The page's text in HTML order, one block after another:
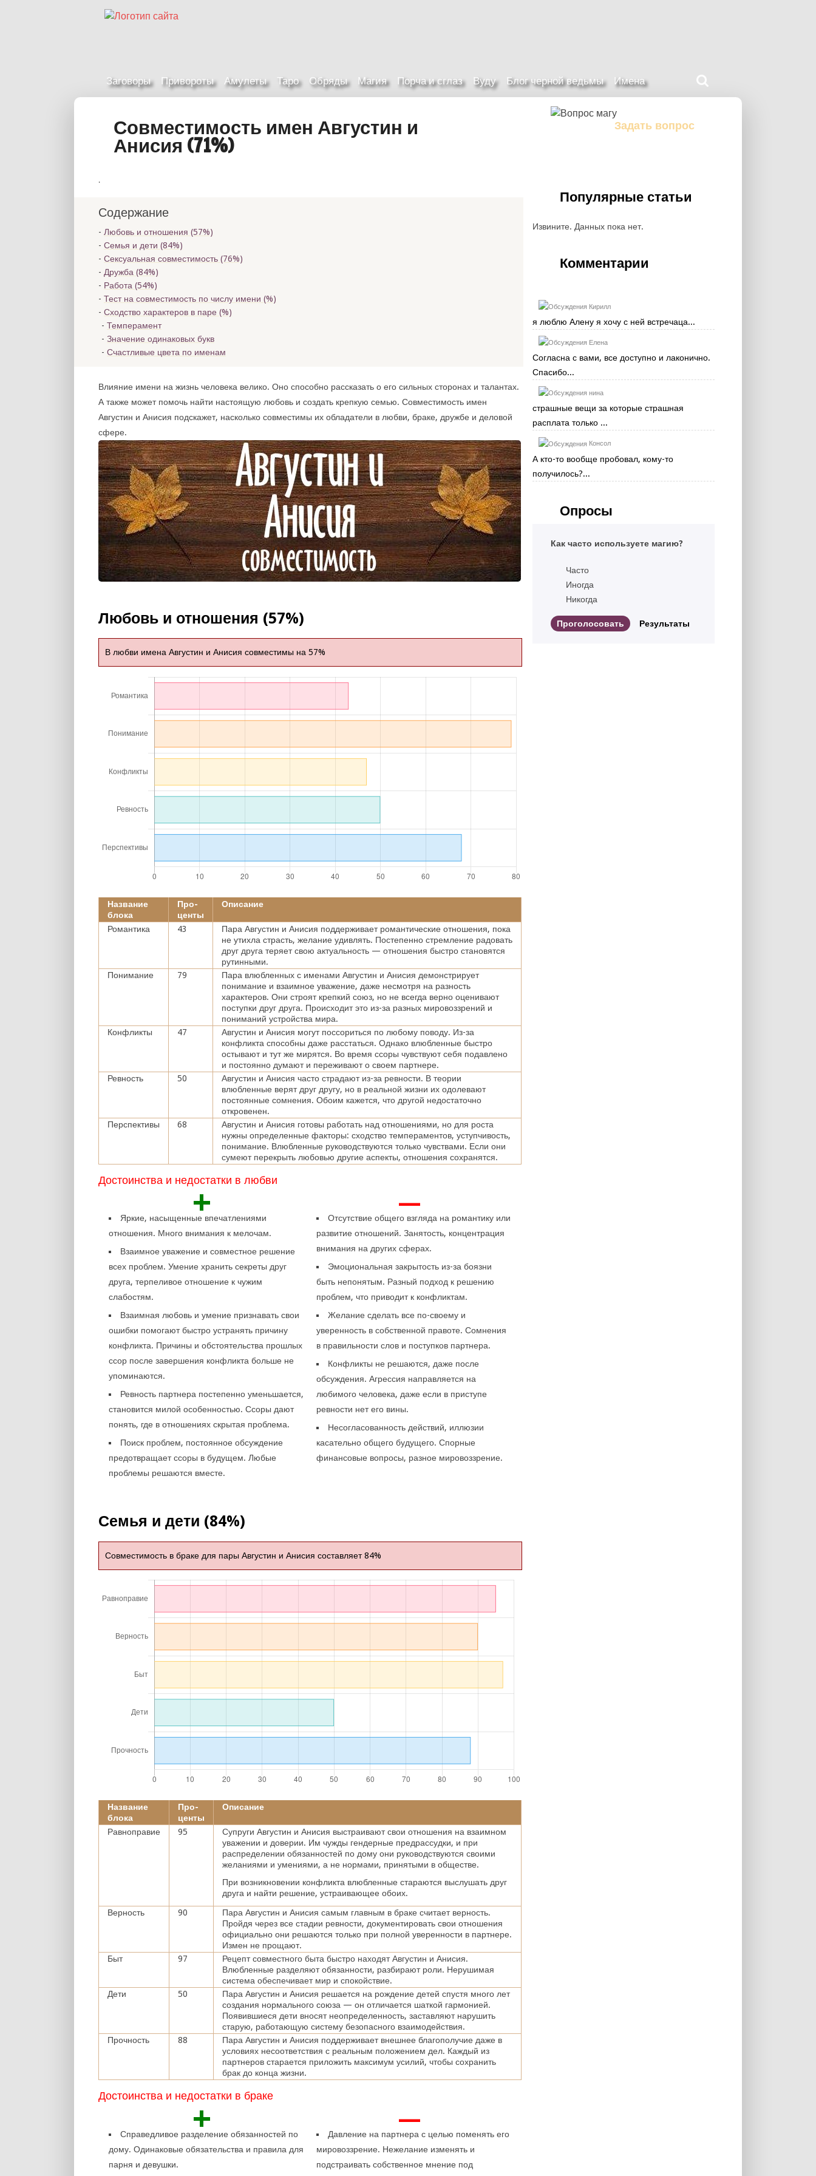
Заговоры Привороты Амулеты Таро Обряды Магия Порча и сглаз Вуду Блог черной ведьмы Имена
сайте
Совместимость имен Августин и
Анисия (71%)
.
Содержание
Любовь и отношения (57%)
Семья и дети (84%)
Сексуальная совместимость (76%)
Дружба (84%)
Работа (54%)
Тест на совместимость по числу имени (%)
Сходство характеров в паре (%)
Темперамент
Значение одинаковых букв
Счастливые цвета по именам
Влияние имени на жизнь человека велико. Оно способно рассказать о его сильных сторонах и талантах.
А также может помочь найти настоящую любовь и создать крепкую семью. Совместимость имен
Августин и Анисия подскажет, насколько совместимы их обладатели в любви, браке, дружбе и деловой
сфере.
Любовь и отношения (57%)
В любви имена Августин и Анисия совместимы на 57%
Название
блока
Про-
центы
Описание
Романтика 43
Пара Августин и Анисия поддерживает романтические отношения, пока
не утихла страсть, желание удивлять. Постепенно стремление радовать
друг друга теряет свою актуальность — отношения быстро становятся
рутинными.
Понимание
79
Пара влюбленных с именами Августин и Анисия демонстрирует
понимание и взаимное уважение, даже несмотря на разность
характеров. Они строят крепкий союз, но не всегда верно оценивают
поступки друг друга. Происходит это из-за разных мировоззрений и
пониманий устройства мира.
Конфликты
47
Августин и Анисия могут поссориться по любому поводу. Из-за
конфликта способны даже расстаться. Однако влюбленные быстро
остывают и тут же мирятся. Во время ссоры чувствуют себя подавлено
и постоянно думают и переживают о своем партнере.
Ревность
50
Августин и Анисия часто страдают из-за ревности. В теории
влюбленные верят друг другу, но в реальной жизни их одолевают
постоянные сомнения. Обоим кажется, что другой недостаточно
откровенен.
Перспективы
68
Августин и Анисия готовы работать над отношениями, но для роста
нужны определенные факторы: сходство темпераментов, уступчивость,
понимание. Влюбленные руководствуются только чувствами. Если они
сумеют перекрыть любовью другие аспекты, отношения сохранятся.
Достоинства и недостатки в любви
+
Яркие, насыщенные впечатлениями
отношения. Много внимания к мелочам.
Взаимное уважение и совместное решение
всех проблем. Умение хранить секреты друг
друга, терпеливое отношение к чужим
слабостям.
Взаимная любовь и умение признавать свои
ошибки помогают быстро устранять причину
конфликта. Причины и обстоятельства прошлых
ссор после завершения конфликта больше не
упоминаются.
Ревность партнера постепенно уменьшается,
становится милой особенностью. Ссоры дают
понять, где в отношениях скрытая проблема.
Поиск проблем, постоянное обсуждение
предотвращает ссоры в будущем. Любые
проблемы решаются вместе.
—
Отсутствие общего взгляда на романтику или
развитие отношений. Занятость, концентрация
внимания на других сферах.
Эмоциональная закрытость из-за боязни
быть непонятым. Разный подход к решению
проблем, что приводит к конфликтам.
Желание сделать все по-своему и
уверенность в собственной правоте. Сомнения
в правильности слов и поступков партнера.
Конфликты не решаются, даже после
обсуждения. Агрессия направляется на
любимого человека, даже если в приступе
ревности нет его вины.
Несогласованность действий, иллюзии
касательно общего будущего. Спорные
финансовые вопросы, разное мировоззрение.
Семья и дети (84%)
Совместимость в браке для пары Августин и Анисия составляет 84%
Название
блока
Про-
центы
Описание
Равноправие 95
Супруги Августин и Анисия выстраивают свои отношения на взаимном
уважении и доверии. Им чужды гендерные предрассудки, и при
распределении обязанностей по дому они руководствуются своими
желаниями и умениями, а не нормами, принятыми в обществе.
При возникновении конфликта влюбленные стараются выслушать друг
друга и найти решение, устраивающее обоих.
Верность 90
Пара Августин и Анисия самым главным в браке считает верность.
Пройдя через все стадии ревности, документировать свои отношения
официально они решаются только при полной уверенности в партнере.
Измен не прощают.
Быт
97
Рецепт совместного быта быстро находят Августин и Анисия.
Влюбленные разделяют обязанности, разбирают роли. Нерушимая
система обеспечивает мир и спокойствие.
Дети
50
Пара Августин и Анисия решается на рождение детей спустя много лет
создания нормального союза — он отличается шаткой гармонией.
Появившиеся дети вносят неопределенность, заставляют нарушить
старую, работающую систему безопасного взаимодействия.
Прочность
88
Пара Августин и Анисия поддерживает внешнее благополучие даже в
условиях несоответствия с реальным положением дел. Каждый из
партнеров старается приложить максимум усилий, чтобы сохранить
брак до конца жизни.
Достоинства и недостатки в браке
+
Справедливое разделение обязанностей по
дому. Одинаковые обязательства и правила для
парня и девушки.
—
Давление на партнера с целью поменять его
мировоззрение. Нежелание изменять и
подстраивать собственное мнение под
Задать вопрос
Популярные статьи
Извините. Данных пока нет.
Комментарии
Кирилл
я люблю Алену я хочу с ней встречаца...
Елена
Согласна с вами, все доступно и лаконично.
Спасибо...
нина
страшные вещи за которые страшная
расплата только ...
Консол
А кто-то вообще пробовал, кому-то
получилось?...
Опросы
Как часто используете магию?
Часто
Иногда
Никогда
Результаты